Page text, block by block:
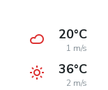
20°C
1 m/s
36°C
2 m/s